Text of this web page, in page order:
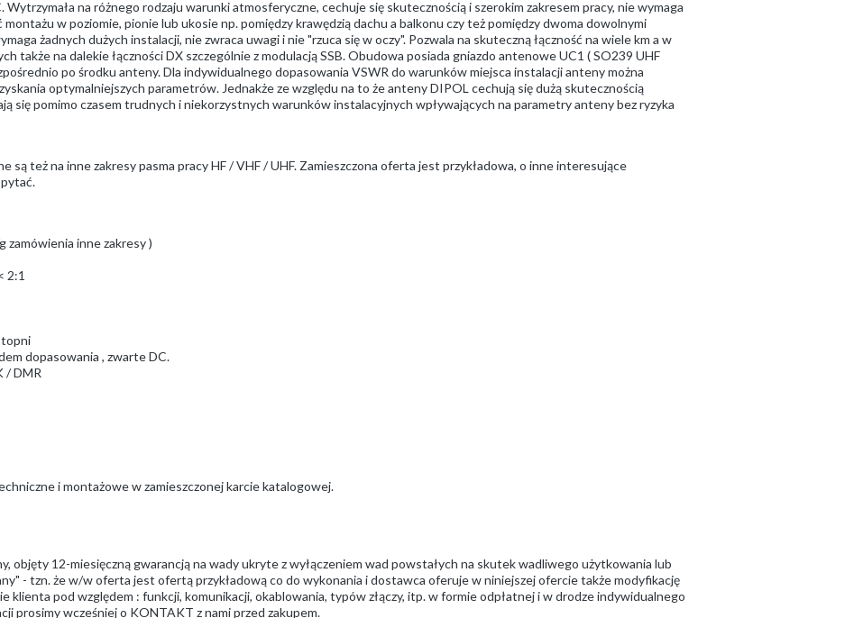
Wytrzymała na różnego rodzaju warunki atmosferyczne, cechuje się skutecznością i szerokim zakresem pracy, nie wymaga
w poziomie, pionie lub ukosie np. pomiędzy krawędzią dachu a balkonu czy też pomiędzy dwoma dowolnymi
żadnych dużych instalacji, nie zwraca uwagi i nie "rzuca się w oczy". Pozwala na skuteczną łączność na wiele km a w
także na dalekie łączności DX szczególnie z modulacją SSB. Obudowa posiada gniazdo antenowe UC1 ( SO239 UHF
po środku anteny. Dla indywidualnego dopasowania VSWR do warunków miejsca instalacji anteny można
optymalniejszych parametrów. Jednakże ze względu na to że anteny DIPOL cechują się dużą skutecznością
się pomimo czasem trudnych i niekorzystnych warunków instalacyjnych wpływających na parametry anteny bez ryzyka
są też na inne zakresy pasma pracy HF / VHF / UHF. Zamieszczona oferta jest przykładowa, o inne interesujące
zamówienia inne zakresy )
2:1
dopasowania , zwarte DC.
/ DMR
i montażowe w zamieszczonej karcie katalogowej.
objęty 12-miesięczną gwarancją na wady ukryte z wyłączeniem wad powstałych na skutek wadliwego użytkowania lub
- tzn. że w/w oferta jest ofertą przykładową co do wykonania i dostawca oferuje w niniejszej ofercie także modyfikację
klienta pod względem : funkcji, komunikacji, okablowania, typów złączy, itp. w formie odpłatnej i w drodze indywidualnego
prosimy wcześniej o KONTAKT z nami przed zakupem.